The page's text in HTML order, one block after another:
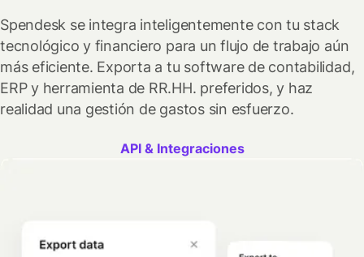
Spendesk se integra inteligentemente con tu stack
tecnológico y financiero para un flujo de trabajo aún
más eficiente. Exporta a tu software de contabilidad,
ERP y herramienta de RR.HH. preferidos, y haz
realidad una gestión de gastos sin esfuerzo.
API & Integraciones